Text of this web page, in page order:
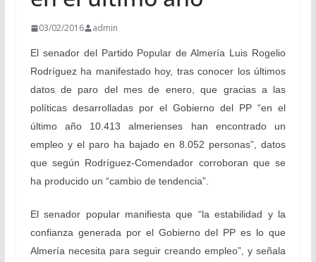
03/02/2016 admin
El senador del Partido Popular de Almería Luis Rogelio
Rodríguez ha manifestado hoy, tras conocer los últimos
datos de paro del mes de enero, que gracias a las
políticas desarrolladas por el Gobierno del PP “en el
último año 10.413 almerienses han encontrado un
empleo y el paro ha bajado en 8.052 personas”, datos
que según Rodríguez-Comendador corroboran que se
ha producido un “cambio de tendencia”.
El senador popular manifiesta que “la estabilidad y la
confianza generada por el Gobierno del PP es lo que
Almería necesita para seguir creando empleo”, y señala